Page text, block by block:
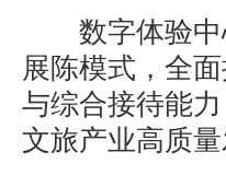
数字体验中
展陈模式，全
与综合接待能
文旅产业高质量